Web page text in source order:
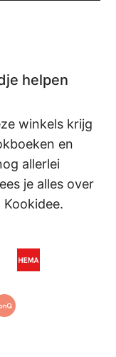
helpen
winkels krijg
en
allerlei
je alles over
Kookidee.